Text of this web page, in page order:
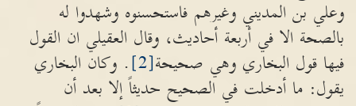
وعلي بن المديني وغيرهم فاستحسنوه وشهدوا له
بالصحة الا في أربعة أحاديث، وقال العقيلي ان القول
فيها قول البخاري وهي صحيحة[2]
. وكان البخاري
يقول: ما أدخلت في الصحيح حديثاً إلا بعد أن